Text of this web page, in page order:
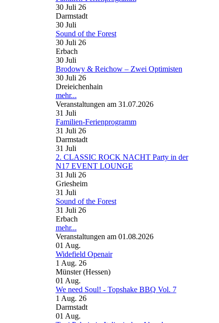
30 Juli 26
Darmstadt
30 Juli
Sound of the Forest
30 Juli 26
Erbach
30 Juli
Brodowy & Reichow – Zwei Optimisten
30 Juli 26
Dreieichenhain
mehr...
Veranstaltungen am 31.07.2026
31 Juli
Familien-Ferienprogramm
31 Juli 26
Darmstadt
31 Juli
2. CLASSIC ROCK NACHT Party in der
N17 EVENT LOUNGE
31 Juli 26
Griesheim
31 Juli
Sound of the Forest
31 Juli 26
Erbach
mehr...
Veranstaltungen am 01.08.2026
01 Aug.
Widefield Openair
1 Aug. 26
Münster (Hessen)
01 Aug.
We need Soul! - Topshake BBQ Vol. 7
1 Aug. 26
Darmstadt
01 Aug.